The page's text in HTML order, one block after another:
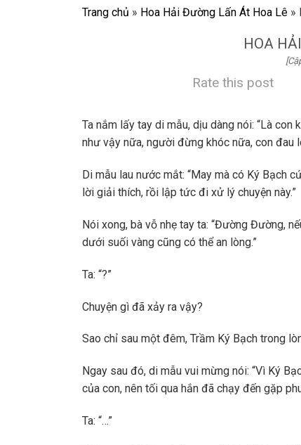
Trang chủ » Hoa Hải Đường Lấn Át Hoa Lê »
HOA
Rate this post
Ta nắm lấy tay di mẫu, dịu dàng nói: “Là
như vậy nữa, người đừng khóc nữa, con đau
Di mẫu lau nước mắt: “May mà có Ký Bạch
lời giải thích, rồi lập tức đi xử lý chuyện này.”
Nói xong, bà vỗ nhẹ tay ta: “Đường Đường,
dưới suối vàng cũng có thể an lòng.”
Ta: “?”
Chuyện gì đã xảy ra vậy?
Sao chỉ sau một đêm, Trầm Ký Bạch trong
Ngay sau đó, di mẫu vui mừng nói: “Vì Ký
của con, nên tối qua hắn đã chạy đến gặp
Ta: “…”